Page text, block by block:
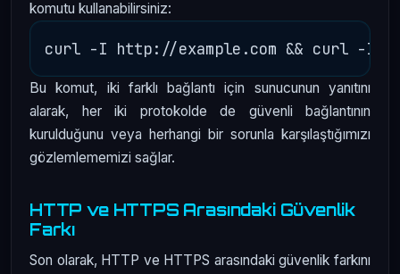
komutu kullanabilirsiniz:
Bu komut, iki farklı bağlantı için sunucunun yanıtını
alarak, her iki protokolde de güvenli bağlantının
kurulduğunu veya herhangi bir sorunla karşılaştığımızı
gözlemlememizi sağlar.
HTTP ve HTTPS Arasındaki Güvenlik
Farkı
Son olarak, HTTP ve HTTPS arasındaki güvenlik farkını